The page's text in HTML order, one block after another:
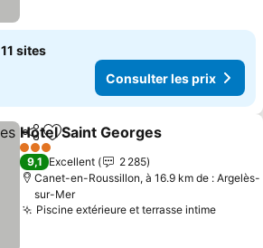
11 sites
Consulter les prix
PartagerAjouter à mes favoris
Hotel Saint Georges
3 Étoiles
9,1 Excellent
2 285
Canet-en-Roussillon, à 16.9 km de : Argelès-
sur-Mer
Piscine extérieure et terrasse intime